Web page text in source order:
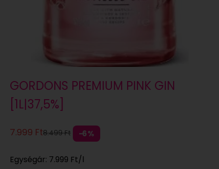
GORDONS PREMIUM PINK GIN
[1L|37,5%]
Eladási ár
7.999 FtNormál áron
8.499 Ft 6%
Egységár: 7.999 Ft/l